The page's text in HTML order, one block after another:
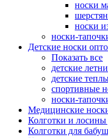
носки
носки
носки-
Детские носки
Показать все
детские
детские
спортивные
носки-
Медицинские
Колготки и лосины
Колготки для